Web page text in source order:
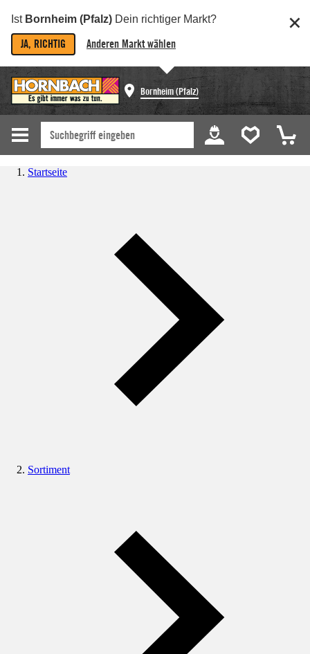
Ist Bornheim (Pfalz) Dein richtiger Markt?
JA, RICHTIG Anderen Markt wählen
Bornheim (Pfalz)
Startseite
Sortiment